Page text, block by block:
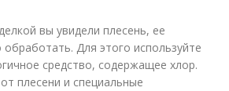
вы увидели плесень, ее
Для этого используйте
средство, содержащее хлор.
плесени и специальные